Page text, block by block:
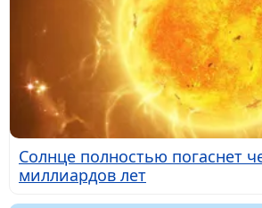
Солнце полностью погаснет
миллиардов лет